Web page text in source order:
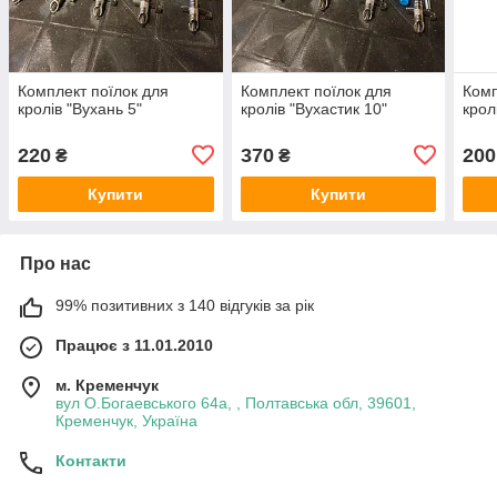
Комплект поїлок для
кролів "Вухань 5"
220 ₴
Купити
Комплект поїлок для
кролів "Вухастик 10"
370₴
Купити
200
Про нас
99% позитивних з 140 відгуків за рік
Працює з 11.01.2010
м. Кременчук
вул О.Богаевського 64а, , Полтавська обл, 39601,
Кременчук, Україна
Контакти